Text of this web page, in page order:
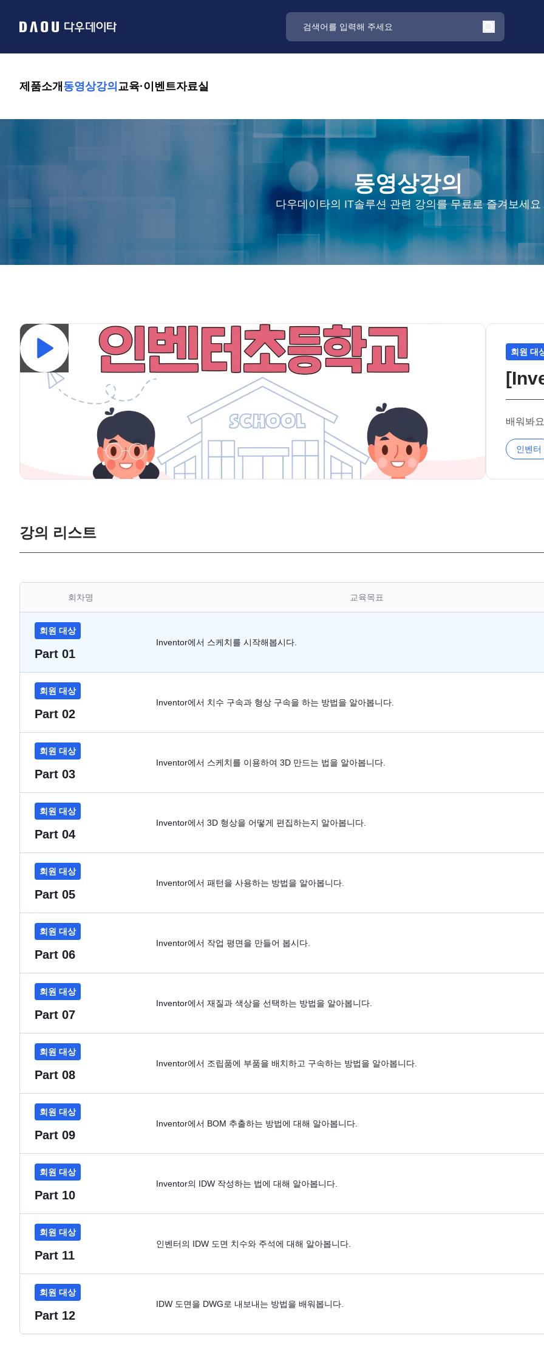
제품소개 동영상강의 교육·이벤트자료실
동영상강의
다우데이타의 IT솔루션 관련 강의를 무료로 즐겨보세요
회원 대
배워봐
인벤터
강의 리스트
회차명 교육목표
회원 대상
Part 01
Inventor에서 스케치를 시작해봅시다.
회원 대상
Part 02
Inventor에서 치수 구속과 형상 구속을 하는 방법을 알아봅니다.
회원 대상
Part 03
Inventor에서 스케치를 이용하여 3D 만드는 법을 알아봅니다.
회원 대상
Part 04
Inventor에서 3D 형상을 어떻게 편집하는지 알아봅니다.
회원 대상
Part 05
Inventor에서 패턴을 사용하는 방법을 알아봅니다.
회원 대상
Part 06
Inventor에서 작업 평면을 만들어 봅시다.
회원 대상
Part 07
Inventor에서 재질과 색상을 선택하는 방법을 알아봅니다.
회원 대상
Part 08
Inventor에서 조립품에 부품을 배치하고 구속하는 방법을 알아봅니다.
회원 대상
Part 09
Inventor에서 BOM 추출하는 방법에 대해 알아봅니다.
회원 대상
Part 10
Inventor의 IDW 작성하는 법에 대해 알아봅니다.
회원 대상
Part 11
인벤터의 IDW 도면 치수와 주석에 대해 알아봅니다.
회원 대상
Part 12
IDW 도면을 DWG로 내보내는 방법을 배워봅니다.